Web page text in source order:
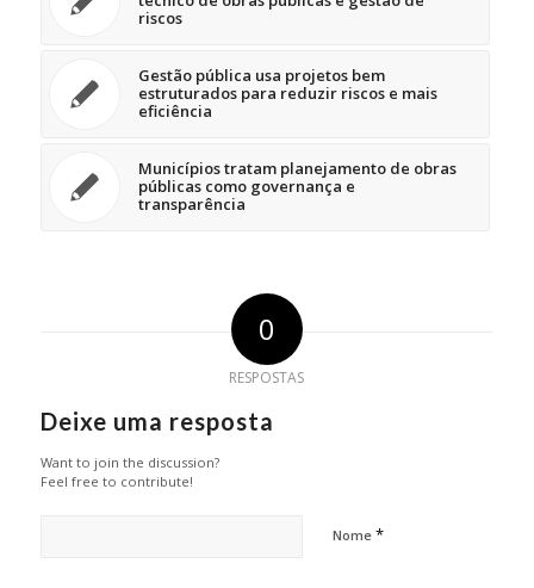
riscos
Gestão pública usa projetos bem
estruturados para reduzir riscos e mais
eficiência
Municípios tratam planejamento de obras
públicas como governança e
transparência
0
RESPOSTAS
Deixe uma resposta
Want to join the discussion?
Feel free to contribute!
Nome *